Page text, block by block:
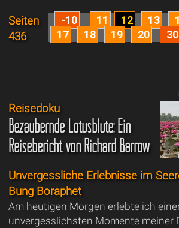
Seiten
436
-10 11 12 13
17
18 19 20
Reisedoku
Bezaubernde Lotusblüte: Ein
Reisebericht von Richard Barrow
Unvergessliche Erlebnisse im
Bung Boraphet
Am heutigen Morgen erlebte ich
unvergesslichsten Momente meiner